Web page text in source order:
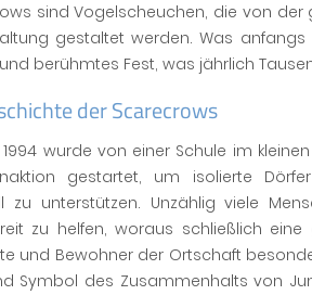
sind Vogelscheuchen, die von
gestaltet werden. Was
berühmtes Fest, was jährlich
der Scarecrows
wurde von einer Schule im
gestartet, um isolierte
zu unterstützen. Unzählig viele
zu helfen, woraus schließlich eine
und Bewohner der Ortschaft
Symbol des Zusammenhalts von